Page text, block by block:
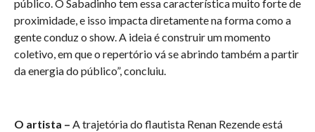
público. O Sabadinho tem essa característica muito forte de
proximidade, e isso impacta diretamente na forma como a
gente conduz o show. A ideia é construir um momento
coletivo, em que o repertório vá se abrindo também a partir
da energia do público”, concluiu.
O artista – A trajetória do flautista Renan Rezende está